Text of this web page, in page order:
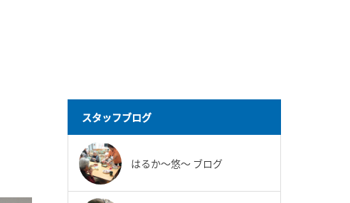
スタッフブログ
はるか〜悠〜 ブログ